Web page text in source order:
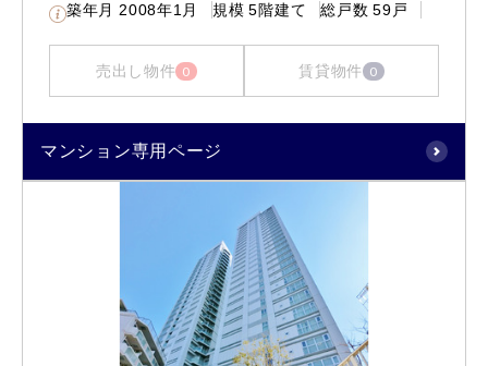
築年月 2008年1月 規模 5階建て 総戸数 59戸
売出し物件 0 賃貸物件 0
マンション専用ページ